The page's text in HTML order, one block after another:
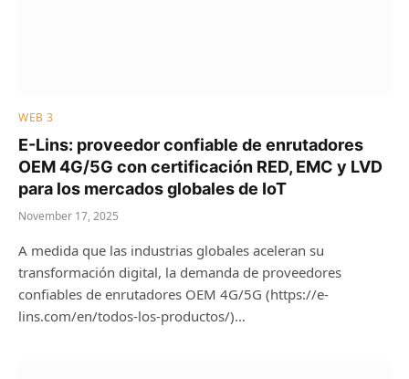
WEB 3
E-Lins: proveedor confiable de enrutadores
OEM 4G/5G con certificación RED, EMC y LVD
para los mercados globales de IoT
November 17, 2025
A medida que las industrias globales aceleran su
transformación digital, la demanda de proveedores
confiables de enrutadores OEM 4G/5G (https://e-
lins.com/en/todos-los-productos/)…